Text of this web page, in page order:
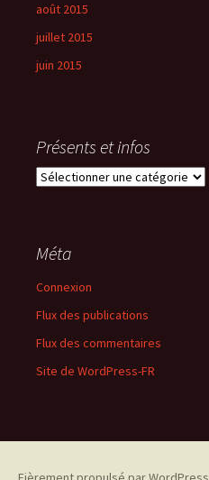
août 2015
juillet 2015
juin 2015
Présents et infos
Présents
Méta
Connexion
Flux des publications
Flux des commentaires
Site de WordPress-FR